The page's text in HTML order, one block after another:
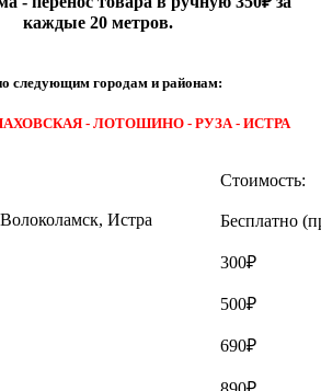
каждые 20 метров.
следующим городам и районам:
- ЛОТОШИНО - РУЗА - ИСТРА
Стоимость:
Истра Бесплатно
300₽
500₽
690₽